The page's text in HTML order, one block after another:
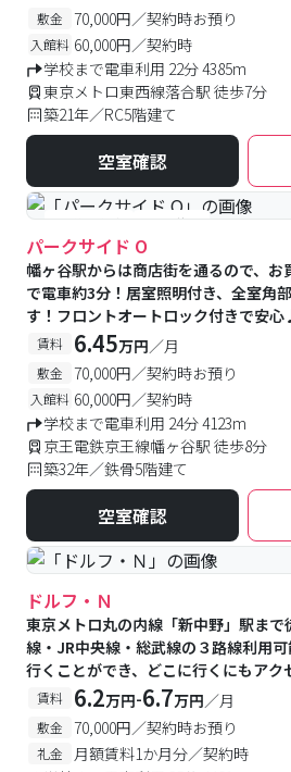
敷金 70,000円／契約時お預り
入館料 60,000円／契約時
学校まで電車利用 22分 4385m
東京メトロ東西線落合駅 徒歩7分
築21年／RC5階建て
空室確認
#予約受付中 #空室待ち
パークサイド O
幡ヶ谷駅からは商店街を通るので、
で電車約3分！居室照明付き、全室角
す！フロントオートロック付きで安
の方におすすめ】
賃料 6.45万円／月
敷金 70,000円／契約時お預り
入館料 60,000円／契約時
学校まで電車利用 24分 4123m
京王電鉄京王線幡ヶ谷駅 徒歩8分
築32年／鉄骨5階建て
空室確認
ドルフ・Ｎ
東京メトロ丸の内線「新中野」駅ま
線・JR中央線・総武線の３路線利用
行くことができ、どこに行くにもアク
賃料 6.2万円-6.7万円／月
敷金 70,000円／契約時お預り
礼金
月額賃料1か月分／契約時